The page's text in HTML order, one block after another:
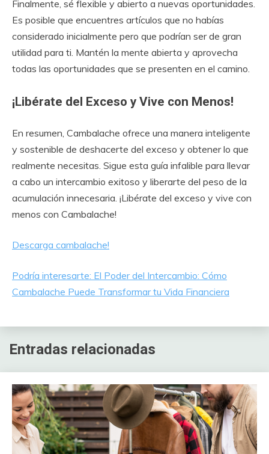
Finalmente, sé flexible y abierto a nuevas oportunidades.
Es posible que encuentres artículos que no habías
considerado inicialmente pero que podrían ser de gran
utilidad para ti. Mantén la mente abierta y aprovecha
todas las oportunidades que se presenten en el camino.
¡Libérate del Exceso y Vive con Menos!
En resumen, Cambalache ofrece una manera inteligente
y sostenible de deshacerte del exceso y obtener lo que
realmente necesitas. Sigue esta guía infalible para llevar
a cabo un intercambio exitoso y liberarte del peso de la
acumulación innecesaria. ¡Libérate del exceso y vive con
menos con Cambalache!
Descarga cambalache!
Podría interesarte: El Poder del Intercambio: Cómo
Cambalache Puede Transformar tu Vida Financiera
Entradas relacionadas